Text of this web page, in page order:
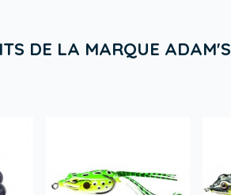
DE LA MARQUE ADAM'S